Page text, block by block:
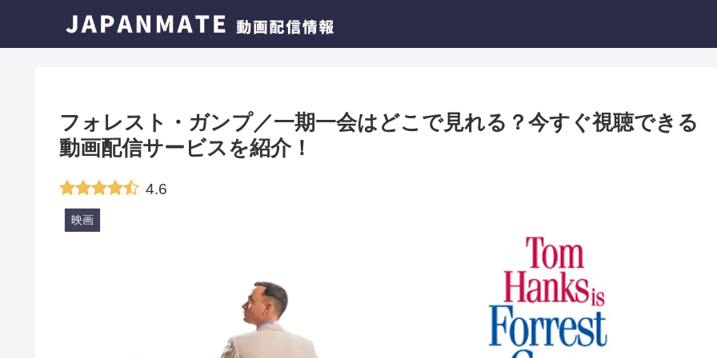
フォレスト・ガンプ／一期一会はどこで見れる？今すぐ視聴できる
動画配信サービスを紹介！
4.6
映画